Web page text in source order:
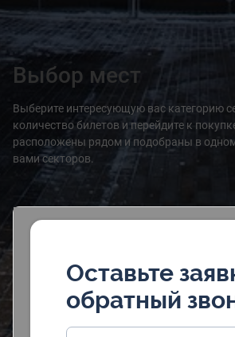
Выбор мест
Выберите интересующую вас категорию
количество билетов и перейдите к
расположены рядом и подобраны в
вами секторов.
Оставьте
обратный